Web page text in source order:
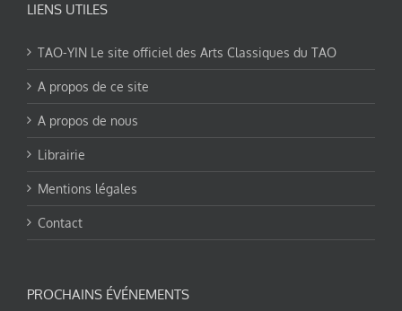
LIENS UTILES
TAO-YIN Le site officiel des Arts Classiques du TAO
A propos de ce site
A propos de nous
Librairie
Mentions légales
Contact
PROCHAINS ÉVÉNEMENTS